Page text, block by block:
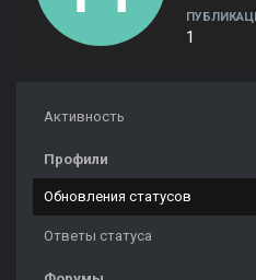
1
Активность
Профили
Обновления статусов
Ответы статуса